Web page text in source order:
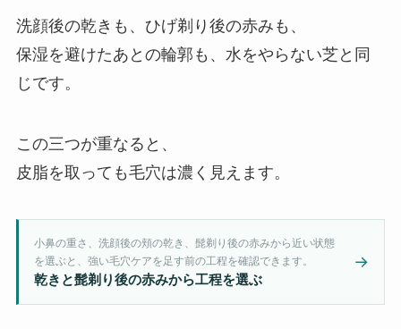
洗顔後の乾きも、ひげ剃り後の赤みも、
保湿を避けたあとの輪郭も、水をやらない芝と同
じです。
この三つが重なると、
皮脂を取っても毛穴は濃く見えます。
小鼻の重さ、洗顔後の頬の乾き、髭剃り後の赤みから近い状態
を選ぶと、強い毛穴ケアを足す前の工程を確認できます。
乾きと髭剃り後の赤みから工程を選ぶ
→